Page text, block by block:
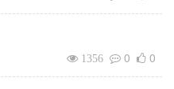
1356 0 0